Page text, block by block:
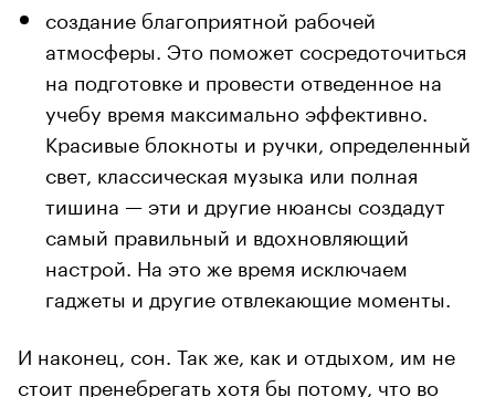
создание благоприятной рабочей
атмосферы. Это поможет сосредоточиться
на подготовке и провести отведенное на
учебу время максимально эффективно.
Красивые блокноты и ручки, определенный
свет, классическая музыка или полная
тишина — эти и другие нюансы создадут
самый правильный и вдохновляющий
настрой. На это же время исключаем
гаджеты и другие отвлекающие моменты.
И наконец, сон. Так же, как и отдыхом, им не
стоит пренебрегать хотя бы потому, что во